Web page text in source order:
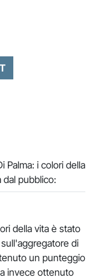
Palma: i colori della
pubblico:
della vita è stato
di
un punteggio
invece ottenuto